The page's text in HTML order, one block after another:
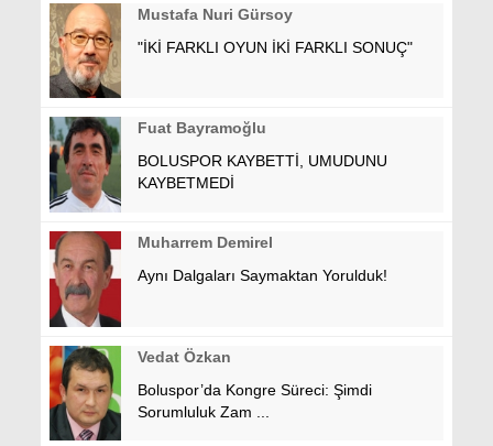
Mustafa Nuri Gürsoy
"İKİ FARKLI OYUN İKİ FARKLI SONUÇ"
Fuat Bayramoğlu
BOLUSPOR KAYBETTİ, UMUDUNU
KAYBETMEDİ
Muharrem Demirel
Aynı Dalgaları Saymaktan Yorulduk!
Vedat Özkan
Boluspor’da Kongre Süreci: Şimdi
Sorumluluk Zam ...